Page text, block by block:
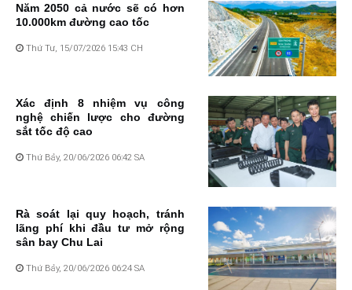
Năm 2050 cả nước sẽ có hơn
10.000km đường cao tốc
Thứ Tư, 15/07/2026 15:43 CH
Xác định 8 nhiệm vụ công
nghệ chiến lược cho đường
sắt tốc độ cao
Thứ Bảy, 20/06/2026 06:42 SA
Rà soát lại quy hoạch, tránh
lãng phí khi đầu tư mở rộng
sân bay Chu Lai
Thứ Bảy, 20/06/2026 06:24 SA